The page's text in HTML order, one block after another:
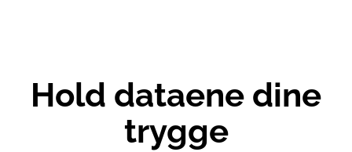
Hold dataene dine
trygge